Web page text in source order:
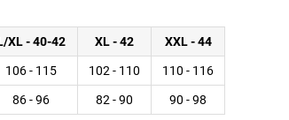
XL - 40-42 XL - 42 XXL - 44
106 - 115 102 - 110 110 - 116
86 - 96 82 - 90 90 - 98